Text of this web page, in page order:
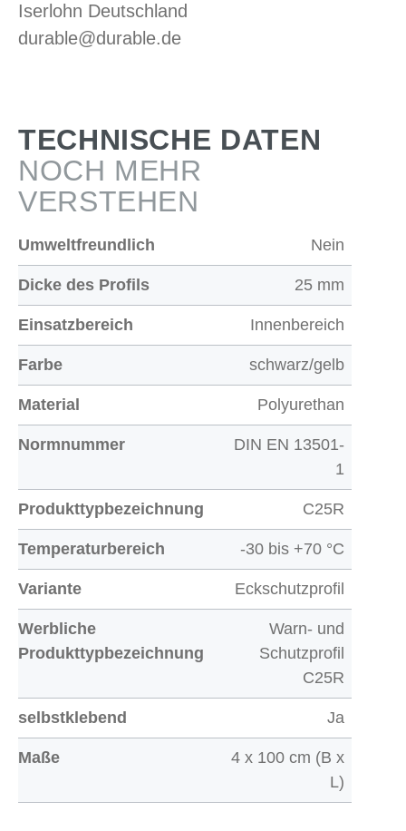
Iserlohn Deutschland
durable@durable.de
TECHNISCHE DATEN
NOCH MEHR
VERSTEHEN
Umweltfreundlich Nein
Dicke des Profils 25 mm
Einsatzbereich Innenbereich
Farbe schwarz/gelb
Material Polyurethan
Normnummer
DIN EN 13501-
1
Produkttypbezeichnung C25R
Temperaturbereich -30 bis +70 °C
Variante Eckschutzprofil
Werbliche
Produkttypbezeichnung
Warn- und
Schutzprofil
C25R
selbstklebend Ja
Maße
4 x 100 cm (B x
L)